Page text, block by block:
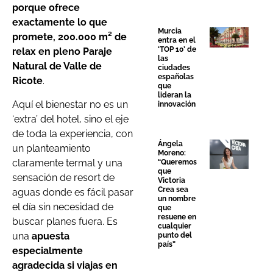
porque ofrece
exactamente lo que
promete, 200.000 m² de
relax en pleno Paraje
Natural de Valle de
Ricote.
Aquí el bienestar no es un
‘extra’ del hotel, sino el eje
de toda la experiencia, con
un planteamiento
claramente termal y una
sensación de resort de
aguas donde es fácil pasar
el día sin necesidad de
buscar planes fuera. Es
una apuesta
especialmente
agradecida si viajas en
Murcia
entra en el
‘TOP 10’ de
las
ciudades
españolas
que
lideran la
innovación
Ángela
Moreno:
“Queremos
que
Victoria
Crea sea
un nombre
que
resuene en
cualquier
punto del
país”